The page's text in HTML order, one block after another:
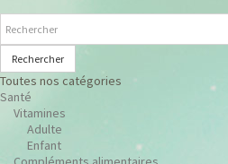
Rechercher
Toutes nos catégories
Santé
Vitamines
Adulte
Enfant